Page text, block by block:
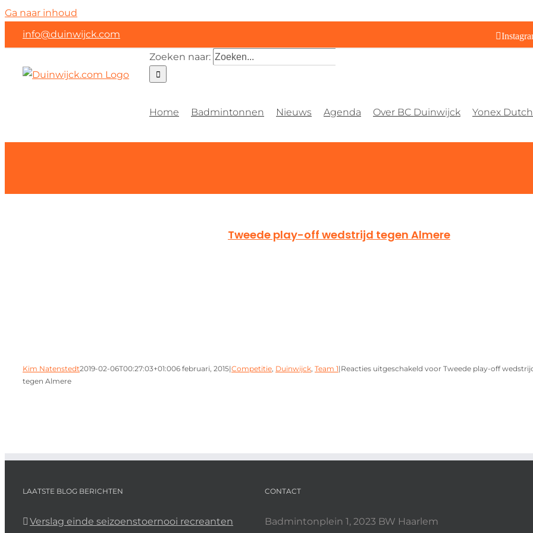
Ga naar inhoud
info@duinwijck.com
Zoeken naar:
Home Badmintonnen Nieuws Agenda Over BC Duinwijck Yonex
Tweede play-off wedstrijd tegen Almere
Kim Natenstedt2019-02-06T00:27:03+01:006 februari, 2015|Competitie, Duinwijck, Team 1|Reacties uitgeschakeld voor Tweede play-off
tegen Almere
LAATSTE BLOG BERICHTEN
Verslag einde seizoenstoernooi recreanten
CONTACT
Badmintonplein 1, 2023 BW Haarlem